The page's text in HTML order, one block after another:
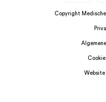
Copyright
Cookie
Website